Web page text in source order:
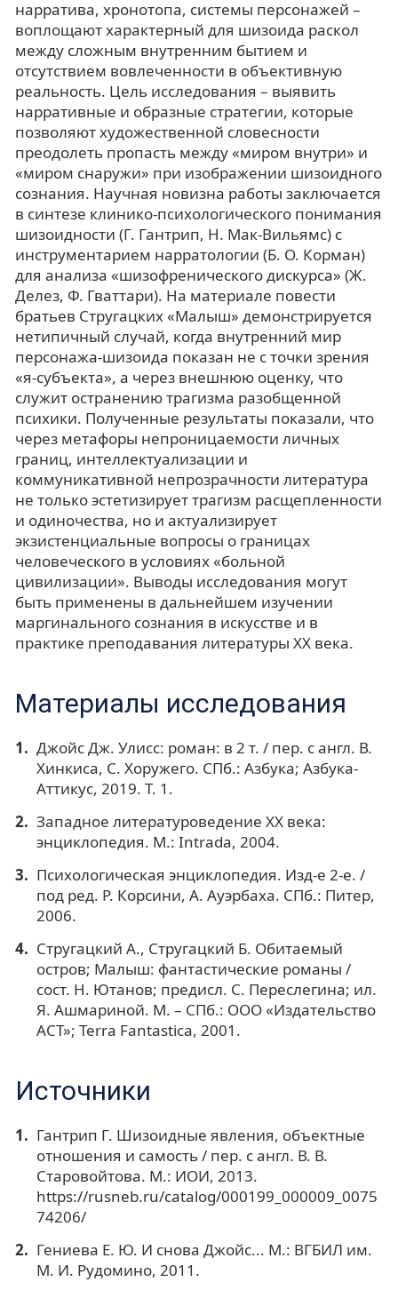
нарратива, хронотопа, системы персонажей –
воплощают характерный для шизоида раскол
между сложным внутренним бытием и
отсутствием вовлеченности в объективную
реальность. Цель исследования – выявить
нарративные и образные стратегии, которые
позволяют художественной словесности
преодолеть пропасть между «миром внутри» и
«миром снаружи» при изображении шизоидного
сознания. Научная новизна работы заключается
в синтезе клинико-психологического понимания
шизоидности (Г. Гантрип, Н. Мак-Вильямс) с
инструментарием нарратологии (Б. О. Корман)
для анализа «шизофренического дискурса» (Ж.
Делез, Ф. Гваттари). На материале повести
братьев Стругацких «Малыш» демонстрируется
нетипичный случай, когда внутренний мир
персонажа-шизоида показан не с точки зрения
«я-субъекта», а через внешнюю оценку, что
служит остранению трагизма разобщенной
психики. Полученные результаты показали, что
через метафоры непроницаемости личных
границ, интеллектуализации и
коммуникативной непрозрачности литература
не только эстетизирует трагизм расщепленности
и одиночества, но и актуализирует
экзистенциальные вопросы о границах
человеческого в условиях «больной
цивилизации». Выводы исследования могут
быть применены в дальнейшем изучении
маргинального сознания в искусстве и в
практике преподавания литературы ХХ века.
Материалы исследования
Джойс Дж. Улисс: роман: в 2 т. / пер. с англ. В.
Хинкиса, С. Хоружего. СПб.: Азбука; Азбука-
Аттикус, 2019. Т. 1.
Западное литературоведение ХХ века:
энциклопедия. М.: Intrada, 2004.
Психологическая энциклопедия. Изд-е 2-е. /
под ред. Р. Корсини, А. Ауэрбаха. СПб.: Питер,
2006.
Стругацкий А., Стругацкий Б. Обитаемый
остров; Малыш: фантастические романы /
сост. Н. Ютанов; предисл. С. Переслегина; ил.
Я. Ашмариной. М. – СПб.: ООО «Издательство
АСТ»; Теrra Fantastica, 2001.
Источники
Гантрип Г. Шизоидные явления, объектные
отношения и самость / пер. с англ. В. В.
Старовойтова. М.: ИОИ, 2013.
https://rusneb.ru/catalog/000199_000009_0075
74206/
Гениева Е. Ю. И снова Джойс... М.: ВГБИЛ им.
М. И. Рудомино, 2011.